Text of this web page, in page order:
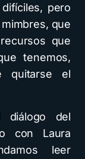
pero
que
que
tenemos,
quitarse el
diálogo del
con Laura
leer